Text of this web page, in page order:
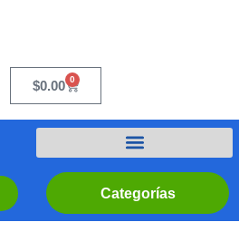
$0.00 0
Cart
Categorías